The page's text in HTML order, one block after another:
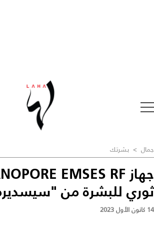
جمال > بشرتك
ثوري للبشرة من
14 كانون الأول 2023